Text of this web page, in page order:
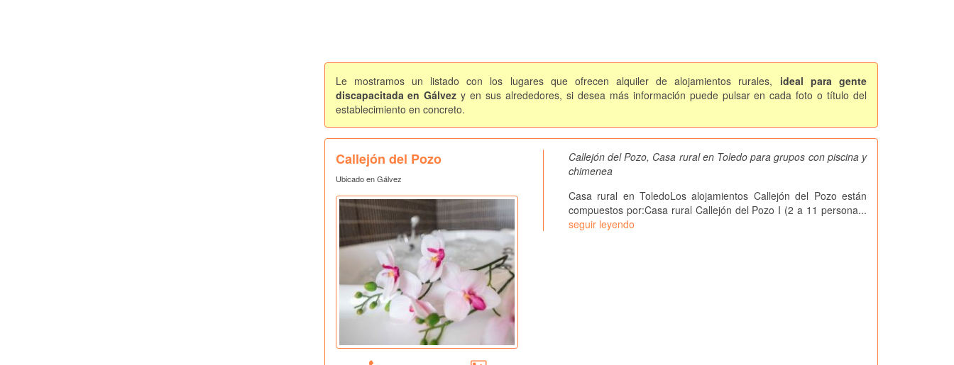
Le mostramos un listado con los lugares que ofrecen alquiler de alojamientos rurales, ideal para gente
discapacitada en Gálvez y en sus alrededores, si desea más información puede pulsar en cada foto o título del
establecimiento en concreto.
Callejón del Pozo
Ubicado en Gálvez
Callejón del Pozo, Casa rural en Toledo para grupos con piscina y
chimenea
Casa rural en ToledoLos alojamientos Callejón del Pozo están
compuestos por:Casa rural Callejón del Pozo I (2 a 11 persona...
seguir leyendo